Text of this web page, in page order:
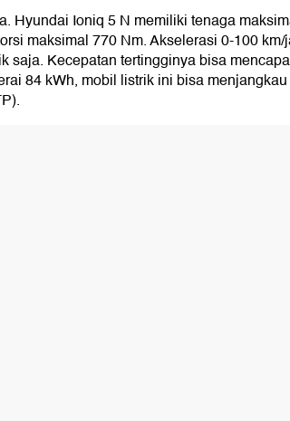
Hyundai Ioniq 5 N memiliki tenaga
maksimal 770 Nm. Akselerasi 0-100 km/
saja. Kecepatan tertingginya bisa
84 kWh, mobil listrik ini bisa